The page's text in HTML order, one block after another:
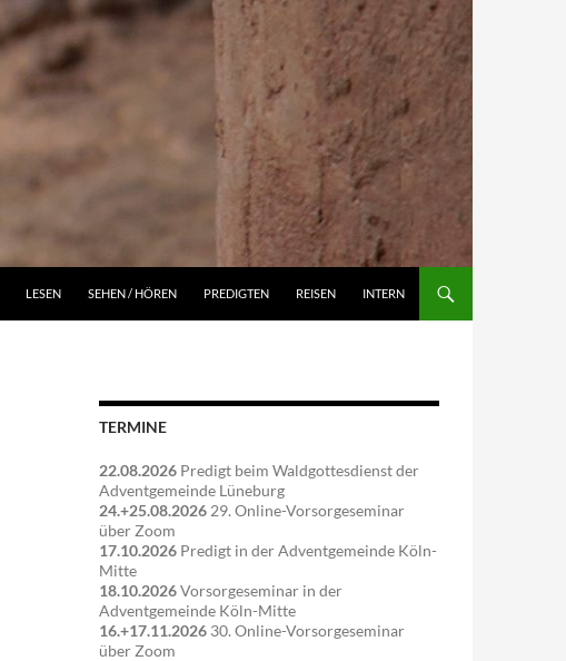
LESEN SEHEN / HÖREN PREDIGTEN REISEN INTERN
TERMINE
22.08.2026 Predigt beim Waldgottesdienst der
Adventgemeinde Lüneburg
24.+25.08.2026 29. Online-Vorsorgeseminar
über Zoom
17.10.2026 Predigt in der Adventgemeinde Köln-
Mitte
18.10.2026Vorsorgeseminar in der
Adventgemeinde Köln-Mitte
16.+17.11.2026 30. Online-Vorsorgeseminar
über Zoom